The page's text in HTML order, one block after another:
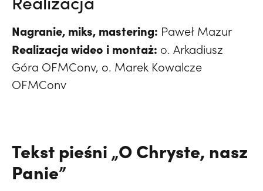
Nagranie, miks, mastering: Paweł Mazur
Realizacja wideo i montaż: o. Arkadiusz
Góra OFMConv, o. Marek Kowalcze
OFMConv
Tekst pieśni „O Chryste, nasz
Panie”